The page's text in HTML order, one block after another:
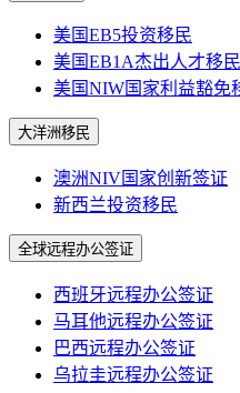
美国EB5投资移民
美国EB1A杰出人才移民
美国NIW国家利益豁免
大洋洲移民
澳洲NIV国家创新签证
新西兰投资移民
全球远程办公签证
西班牙远程办公签证
马耳他远程办公签证
巴西远程办公签证
乌拉圭远程办公签证